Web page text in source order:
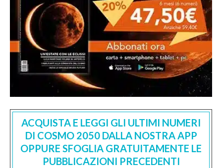
ACQUISTA E LEGGI GLI ULTIMI NUMERI
DI COSMO 2050 DALLA NOSTRA APP
OPPURE SFOGLIA GRATUITAMENTE LE
PUBBLICAZIONI PRECEDENTI